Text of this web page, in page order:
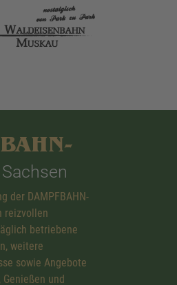
Sachsen
der DAMPFBAHN-
reizvollen
betriebene
weitere
sowie Angebote
und